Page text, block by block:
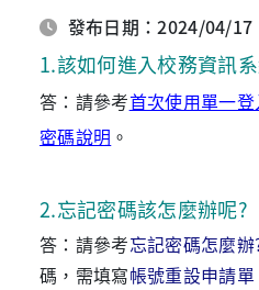
發布日期：2024/04/17
1.該如何進入校務資訊
答：請參考首次使用單一登
密碼說明 。
2.忘記密碼該怎麼辦呢?
答：請參考忘記密碼怎麼辦
碼，需填寫帳號重設申請單